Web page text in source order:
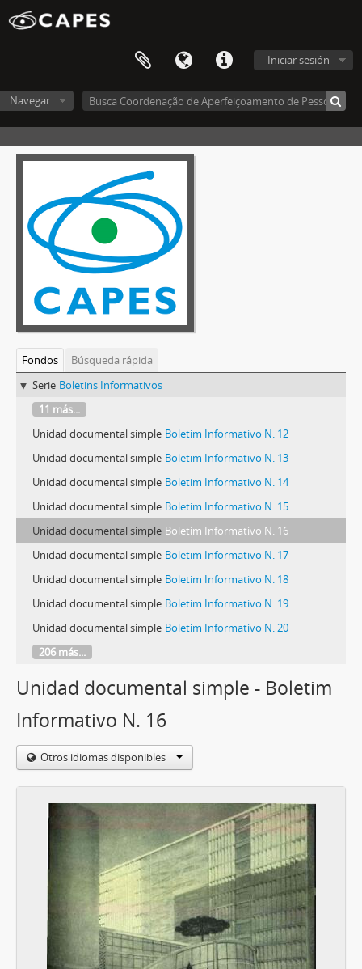
Iniciar sesión
Navegar
Fondos
Búsqueda rápida
Serie Boletins Informativos
11 más...
Unidad documental simple Boletim Informativo N. 12
Unidad documental simple Boletim Informativo N. 13
Unidad documental simple Boletim Informativo N. 14
Unidad documental simple Boletim Informativo N. 15
Unidad documental simple Boletim Informativo N. 16
Unidad documental simple Boletim Informativo N. 17
Unidad documental simple Boletim Informativo N. 18
Unidad documental simple Boletim Informativo N. 19
Unidad documental simple Boletim Informativo N. 20
206 más...
Unidad documental simple - Boletim
Informativo N. 16
Otros idiomas disponibles